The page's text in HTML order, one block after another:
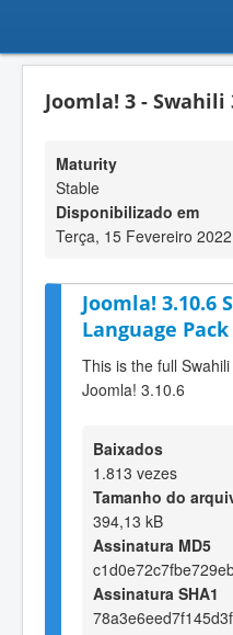
Joomla! 3 - Swahili
Maturity
Stable
Disponibilizado em
Terça, 15 Fevereiro
Joomla! 3.10.6
Language Pack
This is the full
Joomla! 3.10.6
Baixados
1.813 vezes
Tamanho do
394,13 kB
Assinatura MD5
Assinatura SHA1